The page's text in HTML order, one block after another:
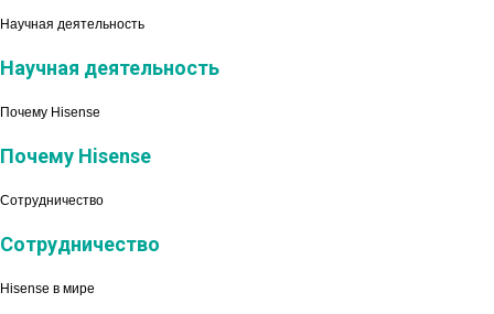
Научная деятельность
Научная деятельность
Почему Hisense
Почему Hisense
Сотрудничество
Сотрудничество
Hisense в мире